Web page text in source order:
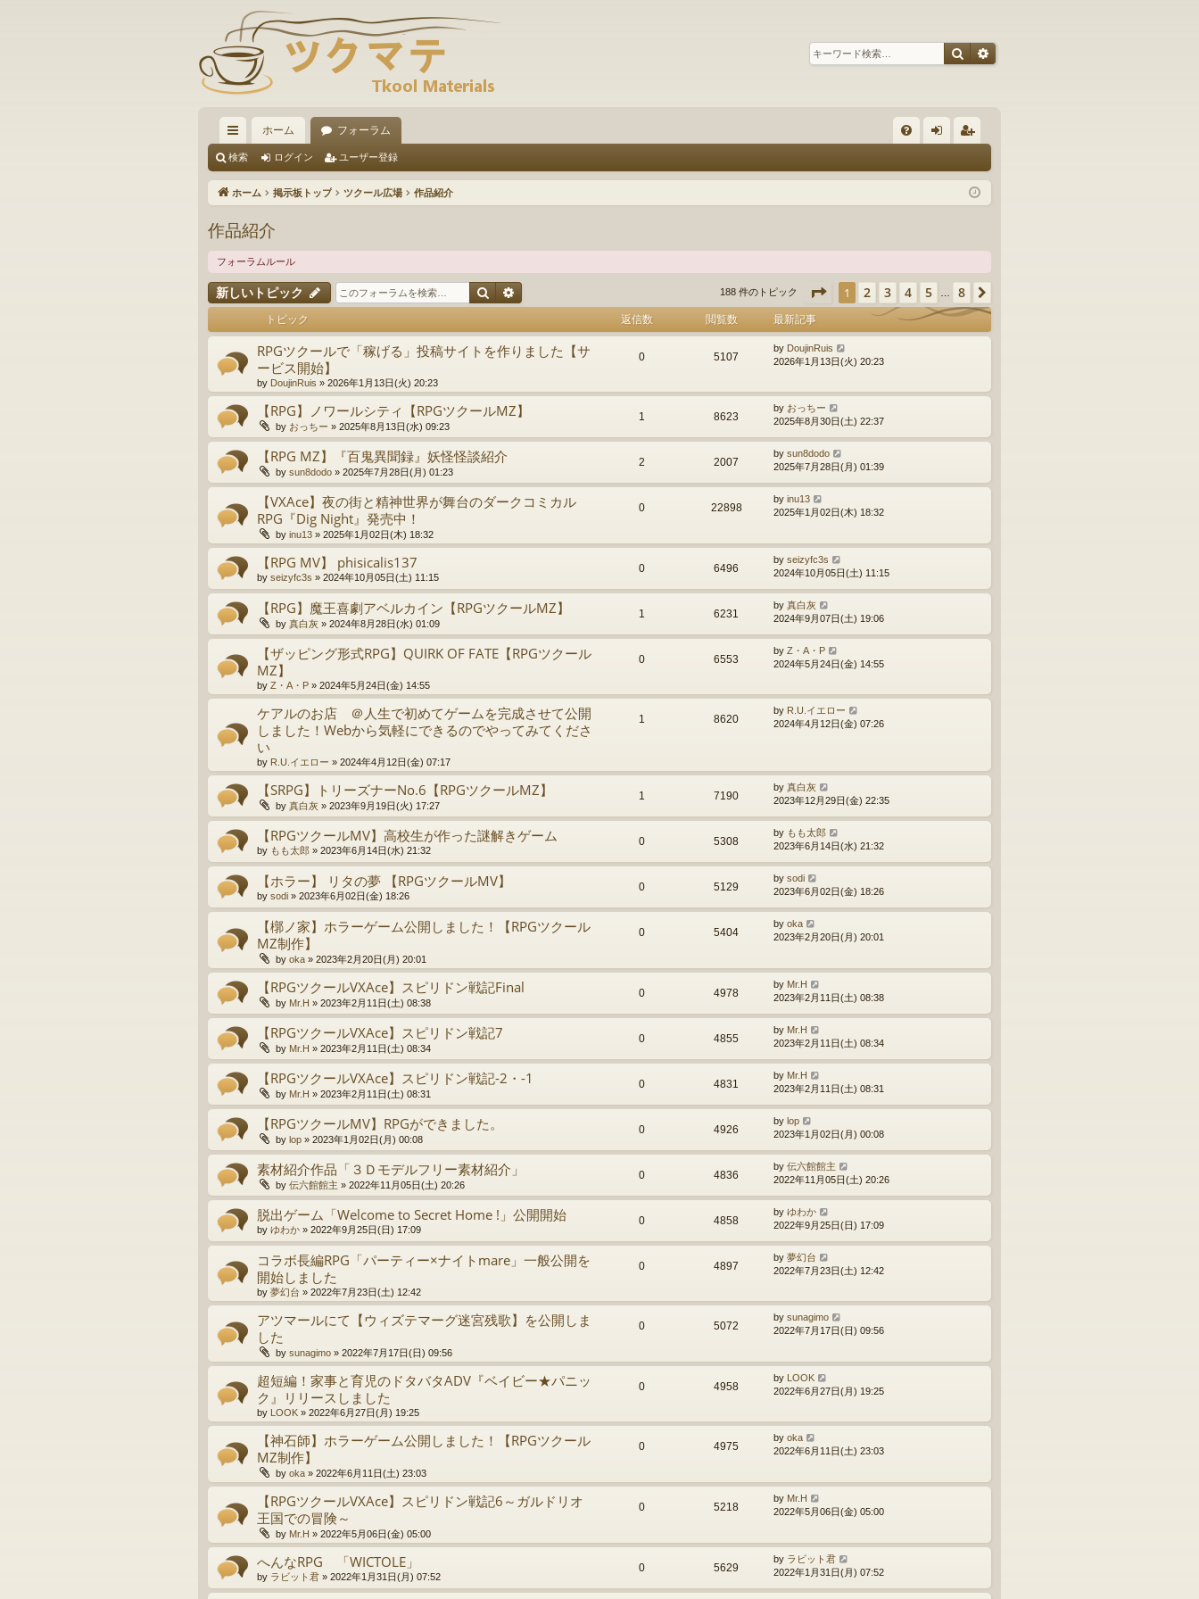
検索 詳細検索
イ
ッ
リ
ン
ク
ホーム フォーラム
Q イ ザ
検索 ログイン ユーザー登録
ホーム 掲示板トップ ツクール広場 作品紹介
作品紹介
フォーラムルール
新しいトピック 検索 188 件のトピック ページ1 ／
1 2 3 4 5 8
トピック 返信数 閲覧数 最新記事
RPGツクールで「稼げる」投稿サイトを作りました【サ
ービス開始】
by DoujinRuis » 2026年1月13日(火) 20:23
0 5107
by DoujinRuis
2026年1月13日(火) 20:23
【RPG】ノワールシティ【RPGツクールMZ】
by おっちー » 2025年8月13日(水) 09:23
1 8623
by おっちー
2025年8月30日(土) 22:37
【RPG MZ】『百鬼異聞録』妖怪怪談紹介
by sun8dodo » 2025年7月28日(月) 01:23
2 2007
by sun8dodo
2025年7月28日(月) 01:39
【VXAce】夜の街と精神世界が舞台のダークコミカル
RPG『Dig Night』発売中！
by inu13 » 2025年1月02日(木) 18:32
0 22898
by inu13
2025年1月02日(木) 18:32
【RPG MV】 phisicalis137
by seizyfc3s » 2024年10月05日(土) 11:15
0 6496
by seizyfc3s
2024年10月05日(土) 11:15
【RPG】魔王喜劇アベルカイン【RPGツクールMZ】
by 真白灰 » 2024年8月28日(水) 01:09
1 6231
by 真白灰
2024年9月07日(土) 19:06
【ザッピング形式RPG】QUIRK OF FATE【RPGツクール
MZ】
by Z・A・P » 2024年5月24日(金) 14:55
0 6553
by Z・A・P
2024年5月24日(金) 14:55
ケアルのお店 ＠人生で初めてゲームを完成させて公開
しました！Webから気軽にできるのでやってみてくださ
い
by R.U.イエロー » 2024年4月12日(金) 07:17
1 8620
by R.U.イエロー
2024年4月12日(金) 07:26
【SRPG】トリーズナーNo.6【RPGツクールMZ】
by 真白灰 » 2023年9月19日(火) 17:27
1 7190
by 真白灰
2023年12月29日(金) 22:35
【RPGツクールMV】高校生が作った謎解きゲーム
by もも太郎 » 2023年6月14日(水) 21:32
0 5308
by もも太郎
2023年6月14日(水) 21:32
【ホラー】 リタの夢 【RPGツクールMV】
by sodi » 2023年6月02日(金) 18:26
0 5129
by sodi
2023年6月02日(金) 18:26
【槨ノ家】ホラーゲーム公開しました！【RPGツクール
MZ制作】
by oka » 2023年2月20日(月) 20:01
0 5404
by oka
2023年2月20日(月) 20:01
【RPGツクールVXAce】スピリドン戦記Final
by Mr.H » 2023年2月11日(土) 08:38
0 4978
by Mr.H
2023年2月11日(土) 08:38
【RPGツクールVXAce】スピリドン戦記7
by Mr.H » 2023年2月11日(土) 08:34
0 4855
by Mr.H
2023年2月11日(土) 08:34
【RPGツクールVXAce】スピリドン戦記-2・-1
by Mr.H » 2023年2月11日(土) 08:31
0 4831
by Mr.H
2023年2月11日(土) 08:31
【RPGツクールMV】RPGができました。
by lop » 2023年1月02日(月) 00:08
0 4926
by lop
2023年1月02日(月) 00:08
素材紹介作品「３Ｄモデルフリー素材紹介」
by 伝六館館主 » 2022年11月05日(土) 20:26
0 4836
by 伝六館館主
2022年11月05日(土) 20:26
脱出ゲーム「Welcome to Secret Home !」公開開始
by ゆわか » 2022年9月25日(日) 17:09
0 4858
by ゆわか
2022年9月25日(日) 17:09
コラボ長編RPG「パーティー×ナイトmare」一般公開を
開始しました
by 夢幻台 » 2022年7月23日(土) 12:42
0 4897
by 夢幻台
2022年7月23日(土) 12:42
アツマールにて【ウィズテマーグ迷宮残歌】を公開しま
した
by sunagimo » 2022年7月17日(日) 09:56
0 5072
by sunagimo
2022年7月17日(日) 09:56
超短編！家事と育児のドタバタADV『ベイビー★パニッ
ク』リリースしました
by LOOK » 2022年6月27日(月) 19:25
0 4958
by LOOK
2022年6月27日(月) 19:25
【神石師】ホラーゲーム公開しました！【RPGツクール
MZ制作】
by oka » 2022年6月11日(土) 23:03
0 4975
by oka
2022年6月11日(土) 23:03
【RPGツクールVXAce】スピリドン戦記6～ガルドリオ
王国での冒険～
by Mr.H » 2022年5月06日(金) 05:00
0 5218
by Mr.H
2022年5月06日(金) 05:00
へんなRPG 「WICTOLE」
by ラビット君 » 2022年1月31日(月) 07:52
0 5629
by ラビット君
2022年1月31日(月) 07:52